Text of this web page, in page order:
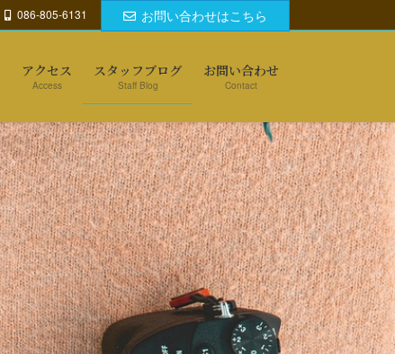
086-805-6131 お問い合わせはこちら
アクセス
Access
スタッフブログ
Staff Blog
お問い合わせ
Contact